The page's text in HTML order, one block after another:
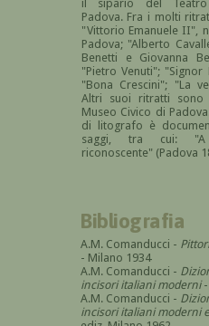
il sipario del
Padova. Fra i molti
"Vittorio Emanuele II",
Padova; "Alberto
Benetti e Giovanna
"Pietro Venuti"; "Signor
"Bona Crescini"; "La
Altri suoi ritratti sono
Museo Civico di
di litografo è
saggi, tra cui:
riconoscente" (Padova
Bibliografia
A.M. Comanducci -
- Milano 1934
A.M. Comanducci -
incisori italiani moderni-
A.M. Comanducci -
incisori italiani moderni